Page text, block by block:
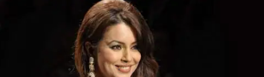
इसलिए अचानक फिल्मों से गायब हो
गईं थीं महिमा चौधरी, किया कार
एक्सिडेंट का खुलासा
Jun 09, 2020 12:35 pm